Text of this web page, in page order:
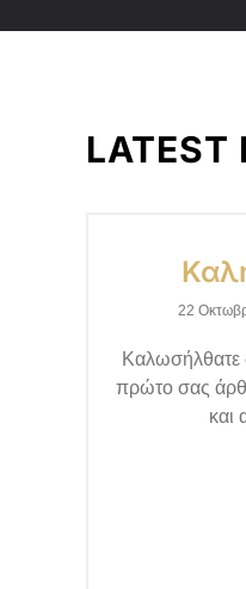
LATEST
22
Καλωσήλθατε
πρώτο σας
και